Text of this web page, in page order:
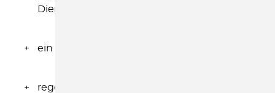
Dienstauto zu erledigen
ein freundliches, gemischtes Team
regelmäßige Supervision, Teamberatung